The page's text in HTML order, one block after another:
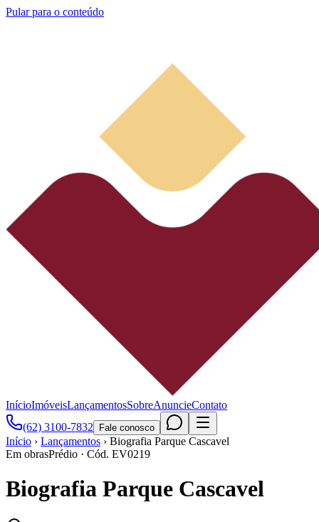
Pular para o conteúdo
InícioImóveisLançamentosSobreAnuncieContato
(62) 3100-7832
Fale conosco
Início › Lançamentos › Biografia Parque Cascavel
Em obrasPrédio · Cód. EV0219
Biografia Parque Cascavel